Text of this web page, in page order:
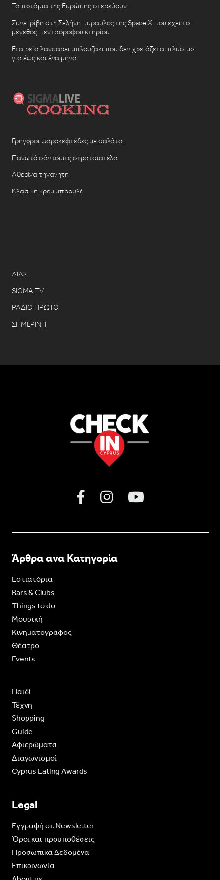
Τα ποτάμια της Ευρώπης στερεύουν
Συνετρίβη στη Σελήνη πύραυλος της Space X που έχει το
μέγεθος πενταόροφου κτηρίου
Εταιρεία λανσάρει μπλουζάκι που δεν χρειάζεται πλύσιμο
για έως και ένα μήνα
Γρήγοροι ψαροκεφτέδες με σαλάτα
Παγωτό σάντουιτς στρατσιατέλα
Αθερίνα τηγανητή
Κλασική κρεμ μπρουλέ
ΔΙΑΣ
SIGMA TV
ΡΑΔΙΟ ΠΡΩΤΟ
ΣΗΜΕΡΙΝΗ
Άρθρα ανα Κατηγορία
Εστιατόρια
Bars & Clubs
Things to do
Moυσική
Κινηματογράφος
Θέατρο
Events
Παιδί
Τέχνη
Shopping
Guide
Aφιερώματα
Διαγωνισμοί
Cyprus Eating Awards
Legal
Eγγραφή σε Newsletter
Όροι και προϋποθέσεις
Προσωπικά Δεδομένα
Επικοινωνία